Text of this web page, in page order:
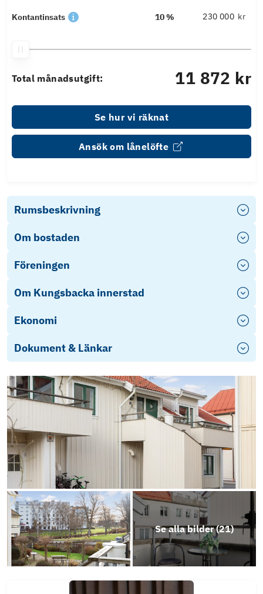
Kontantinsats 10 % kr
Total månadsutgift: 11 872 kr
Se hur vi räknat
Ansök om lånelöfte
Rumsbeskrivning
Om bostaden
Föreningen
Om Kungsbacka innerstad
Ekonomi
Dokument & Länkar
Energideklaration
Årsredovisning 2025
Stadgar
Se alla bilder (21)